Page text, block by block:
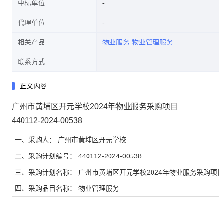
中标单位
代理单位
相关产品 物业服务 物业管理服务
联系方式
正文内容
广州市黄埔区开元学校2024年物业服务采购项目
440112-2024-00538
一、采购人： 广州市黄埔区开元学校
二、采购计划编号： 440112-2024-00538
三、采购计划名称： 广州市黄埔区开元学校2024年物业服务采购项
四、采购品目名称： 物业管理服务